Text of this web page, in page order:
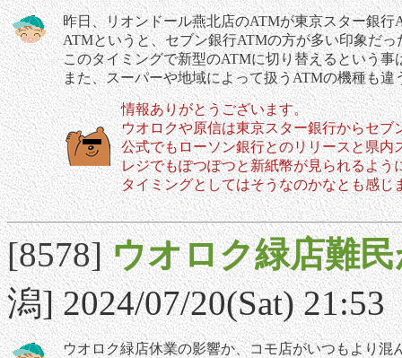
昨日、リオンドール燕北店のATMが東京スター銀
ATMというと、セブン銀行ATMの方が多い印象だっ
このタイミングで新型のATMに切り替えるという
また、スーパーや地域によって扱うATMの機種も違
情報ありがとうございます。
ウオロクや原信は東京スター銀行からセブ
公式でもローソン銀行とのリリースと県内
レジでもぽつぽつと新紙幣が見られるよう
タイミングとしてはそうなのかなとも感じ
[8578]ウオロク緑店難
潟] 2024/07/20(Sat) 21:53
ウオロク緑店休業の影響か、コモ店がいつもより